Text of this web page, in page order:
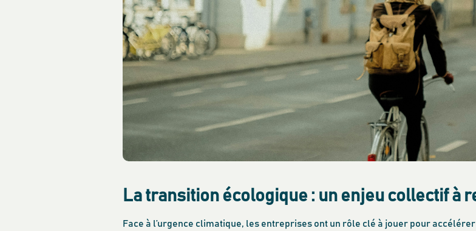
La transition écologique : un enjeu collectif à
Face à l’urgence climatique, les entreprises ont un rôle clé à jouer pour